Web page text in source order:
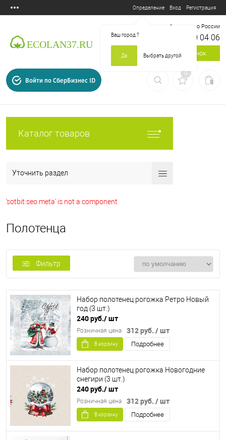
Определение
Ваш город?
Да Выбрать другой
Вход Регистрация
Бесплатный звонок по России
8 800 700 04 06
Заказать звонок
Войти по СберБизнес ID
0
Каталог товаров
Уточнить раздел
'sotbit:seo.meta' is not a component
Полотенца
Фильтр
Набор полотенец рогожка Ретро Новый
год (3 шт.)
240 руб./ шт
312 руб. / шт
Розничная цена
В корзину Подробнее
Набор полотенец рогожка Новогодние
снегири (3 шт.)
240 руб./ шт
312 руб. / шт
Розничная цена
В корзину Подробнее